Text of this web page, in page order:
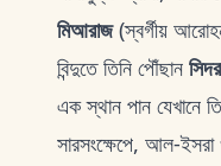
মিআরাজ(স্বর্গীয়
বিন্দুতে তিনি পৌঁছান
এক স্থান পান যেখানে
সারসংক্ষেপে, আল-